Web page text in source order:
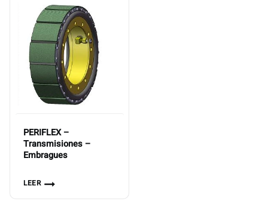
PERIFLEX –
Transmisiones –
Embragues
LEER